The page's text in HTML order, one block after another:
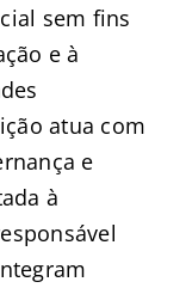
sem fins
e à
atua com
e
à